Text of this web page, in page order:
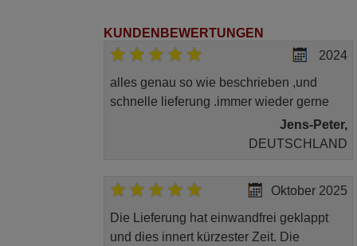
KUNDENBEWERTUNGEN
2024
alles genau so wie beschrieben ,und
schnelle lieferung .immer wieder gerne
Jens-Peter,
DEUTSCHLAND
Oktober 2025
Die Lieferung hat einwandfrei geklappt
und dies innert kürzester Zeit. Die